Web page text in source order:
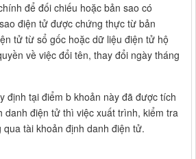
để đối chiếu hoặc bản sao có
điện tử được chứng thực từ bản
tử từ sổ gốc hoặc dữ liệu điện tử hộ
về việc đổi tên, thay đổi ngày tháng
định tại điểm b khoản này đã được tích
danh điện tử thì việc xuất trình, kiểm tra
tài khoản định danh điện tử.